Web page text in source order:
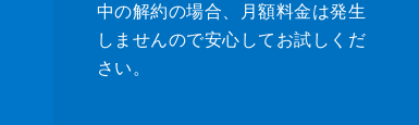
中の解約の場合、月額料金は発生
しませんので安心してお試しくだ
さい。